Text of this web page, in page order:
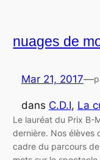
nuages de
Mar 21, 2017—
dans C.D.I, La
Le lauréat du Prix B-
dernière. Nos élèves
cadre du parcours